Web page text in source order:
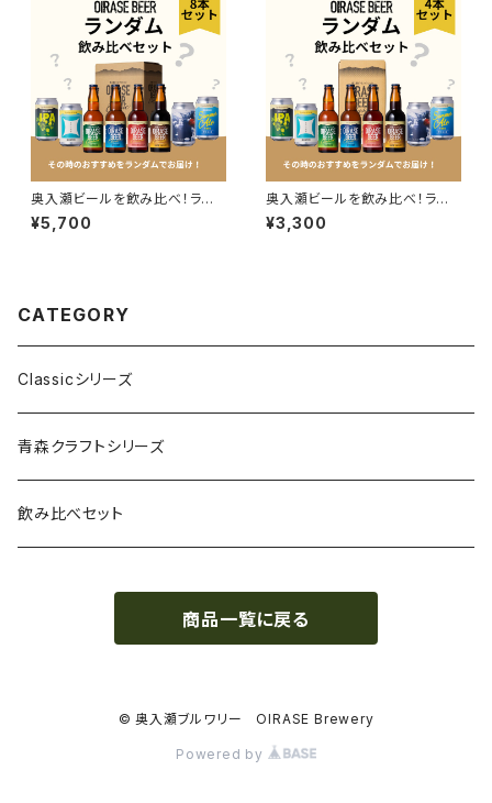
奥入瀬ビールを飲み比べ！ラン
ダム8本セット／送料込
¥5,700
奥入瀬ビールを飲み比べ！ラン
ダム4本セット／送料込
¥3,300
CATEGORY
Classicシリーズ
青森クラフトシリーズ
飲み比べセット
商品一覧に戻る
© 奥入瀬ブルワリー OIRASE Brewery
Powered by